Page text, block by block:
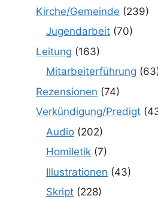
Kirche/Gemeinde (239)
Jugendarbeit (70)
Leitung (163)
Mitarbeiterführung
Rezensionen (74)
Verkündigung/Predigt
Audio (202)
Homiletik (7)
Illustrationen (43)
Skript (228)